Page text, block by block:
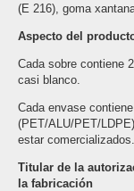
(E 216), goma
Aspecto del
Cada sobre contiene
casi blanco.
Cada envase
(PET/ALU/PET/
estar comercializados.
Titular de la
la fabricación